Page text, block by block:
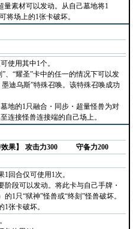
素材可以发动。从自己墓地将1
将场上的1张卡破坏。
使用其中1个。
、“耀圣”卡中的任一的情况下可以发
迪乌斯”特殊召唤。该特殊召唤成功
地的1只融合・同步・超量怪兽为对
连接怪兽连接端的自己场上。
果】
攻击力300 守备力200
1回合仅可使用1次。
段可以发动。将此卡与自己手牌・
1只“狱神”怪兽或“终刻”怪兽破坏。
1张卡破坏。